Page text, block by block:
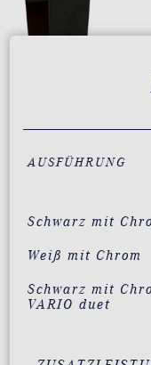
AUSFÜHRUNG
Schwarz mit
Weiß mit Chrom
Schwarz mit
VARIO duet